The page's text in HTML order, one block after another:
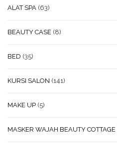
ALAT SPA (63)
BEAUTY CASE (8)
BED (35)
KURSI SALON (141)
MAKE UP (5)
MASKER WAJAH BEAUTY COTTAGE